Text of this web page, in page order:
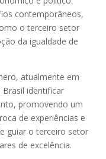
contemporâneos,
o terceiro setor
da igualdade de
atualmente em
identificar
promovendo um
de experiências e
guiar o terceiro setor
de excelência.